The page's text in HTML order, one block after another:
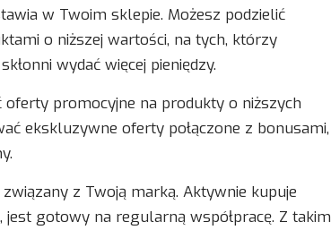
w Twoim sklepie. Możesz podzielić
o niższej wartości, na tych, którzy
wydać więcej pieniędzy.
promocyjne na produkty o niższych
ekskluzywne oferty połączone z bonusami,
z Twoją marką. Aktywnie kupuje
gotowy na regularną współpracę. Z takim